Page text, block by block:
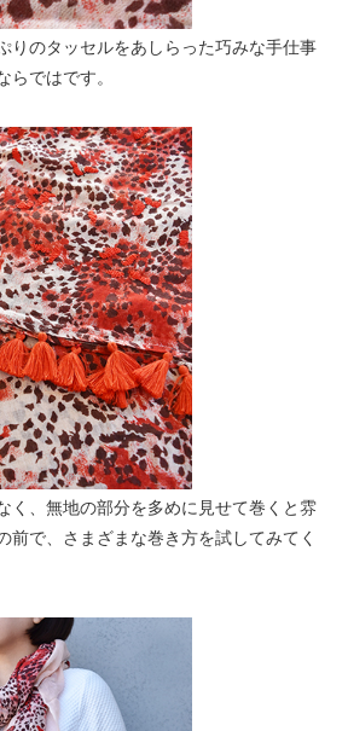
りのタッセルをあしらった巧みな手仕事
らではです。
く、無地の部分を多めに見せて巻くと雰
前で、さまざまな巻き方を試してみてく